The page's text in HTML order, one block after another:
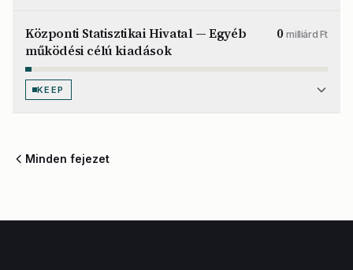
Központi Statisztikai Hivatal — Egyéb
működési célú kiadások
0milliárd Ft
KEEP
Minden fejezet